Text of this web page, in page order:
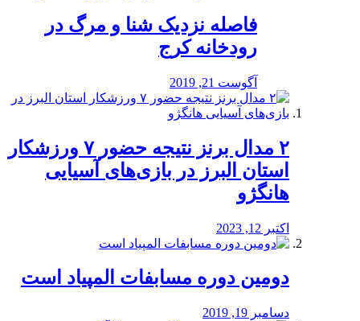
️فاصله نزدیک شنا و مرگ در
رودخانه کرج
آگوست 21, 2019
۲ مدال برنز نتیجه حضور ۷ ورزشکار
استان البرز در بازی‌های آسیایی
هانگژو
اکتبر 12, 2023
دومین دوره مسابفات المپیاد است
دسامبر 19, 2019